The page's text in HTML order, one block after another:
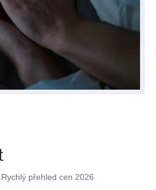
Rychlý přehled cen 2026